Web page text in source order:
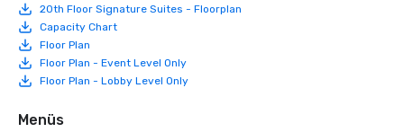
20th Floor Signature Suites - Floorplan
Capacity Chart
Floor Plan
Floor Plan - Event Level Only
Floor Plan - Lobby Level Only
Menüs